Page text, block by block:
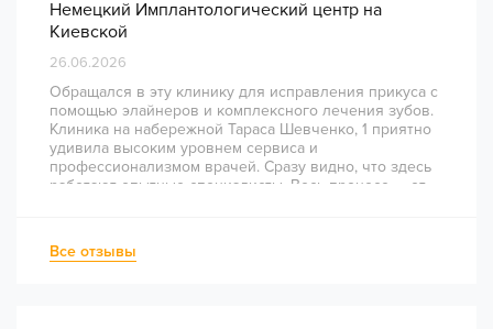
Немецкий Имплантологический центр на
Киевской
26.06.2026
Обращался в эту клинику для исправления прикуса с
помощью элайнеров и комплексного лечения зубов.
Клиника на набережной Тараса Шевченко, 1 приятно
удивила высоким уровнем сервиса и
профессионализмом врачей. Сразу видно, что здесь
работают опытные специалисты. Весь процесс — от
непростое перелечивание каналов прошло
комфортно и безболезненно. Рекомендую всем, кто
Все отзывы